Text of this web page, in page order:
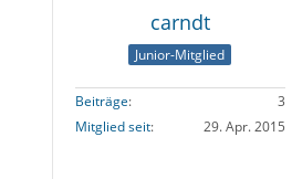
carndt
Junior-Mitglied
Beiträge
3
Mitglied seit
29. Apr. 2015